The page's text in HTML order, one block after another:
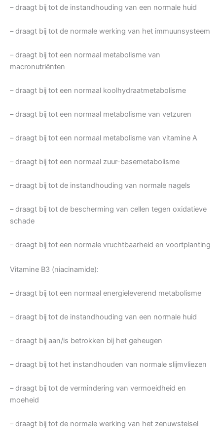
– draagt bij tot de instandhouding van een normale huid
– draagt bij tot de normale werking van het immuunsysteem
– draagt bij tot een normaal metabolisme van
macronutriënten
– draagt bij tot een normaal koolhydraatmetabolisme
– draagt bij tot een normaal metabolisme van vetzuren
– draagt bij tot een normaal metabolisme van vitamine A
– draagt bij tot een normaal zuur-basemetabolisme
– draagt bij tot de instandhouding van normale nagels
– draagt bij tot de bescherming van cellen tegen oxidatieve
schade
– draagt bij tot een normale vruchtbaarheid en voortplanting
Vitamine B3 (niacinamide):
– draagt bij tot een normaal energieleverend metabolisme
– draagt bij tot de instandhouding van een normale huid
– draagt bij aan/is betrokken bij het geheugen
– draagt bij tot het instandhouden van normale slijmvliezen
– draagt bij tot de vermindering van vermoeidheid en
moeheid
– draagt bij tot de normale werking van het zenuwstelsel